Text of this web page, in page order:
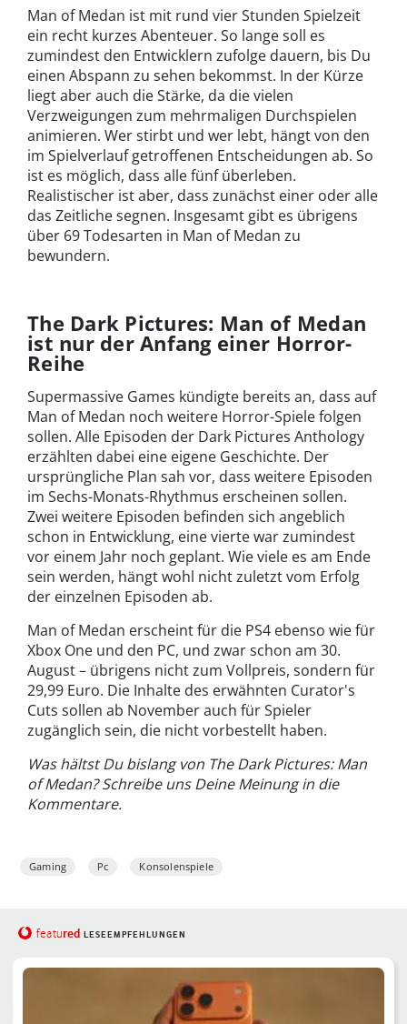
Man of Medan ist mit rund vier Stunden Spielzeit
ein recht kurzes Abenteuer. So lange soll es
zumindest den Entwicklern zufolge dauern, bis Du
einen Abspann zu sehen bekommst. In der Kürze
liegt aber auch die Stärke, da die vielen
Verzweigungen zum mehrmaligen Durchspielen
animieren. Wer stirbt und wer lebt, hängt von den
im Spielverlauf getroffenen Entscheidungen ab. So
ist es möglich, dass alle fünf überleben.
Realistischer ist aber, dass zunächst einer oder alle
das Zeitliche segnen. Insgesamt gibt es übrigens
über 69 Todesarten in Man of Medan zu
bewundern.
The Dark Pictures: Man of Medan
ist nur der Anfang einer Horror-
Reihe
Supermassive Games kündigte bereits an, dass auf
Man of Medan noch weitere Horror-Spiele folgen
sollen. Alle Episoden der Dark Pictures Anthology
erzählten dabei eine eigene Geschichte. Der
ursprüngliche Plan sah vor, dass weitere Episoden
im Sechs-Monats-Rhythmus erscheinen sollen.
Zwei weitere Episoden befinden sich angeblich
schon in Entwicklung, eine vierte war zumindest
vor einem Jahr noch geplant. Wie viele es am Ende
sein werden, hängt wohl nicht zuletzt vom Erfolg
der einzelnen Episoden ab.
Man of Medan erscheint für die PS4 ebenso wie für
Xbox One und den PC, und zwar schon am 30.
August – übrigens nicht zum Vollpreis, sondern für
29,99 Euro. Die Inhalte des erwähnten Curator's
Cuts sollen ab November auch für Spieler
zugänglich sein, die nicht vorbestellt haben.
Was hältst Du bislang von The Dark Pictures: Man
of Medan? Schreibe uns Deine Meinung in die
Kommentare.
Gaming Pc Konsolenspiele
featured LESEEMPFEHLUNGEN